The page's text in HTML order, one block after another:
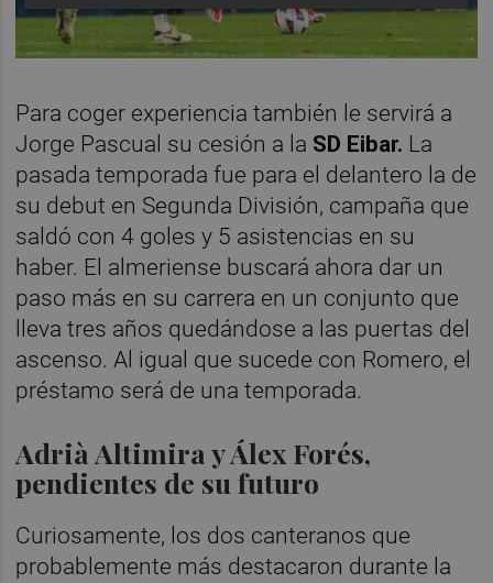
Para coger experiencia también le servirá a
Jorge Pascual su cesión a la SD Eibar. La
pasada temporada fue para el delantero la de
su debut en Segunda División, campaña que
saldó con 4 goles y 5 asistencias en su
haber. El almeriense buscará ahora dar un
paso más en su carrera en un conjunto que
lleva tres años quedándose a las puertas del
ascenso. Al igual que sucede con Romero, el
préstamo será de una temporada.
Adrià Altimira y Álex Forés,
pendientes de su futuro
Curiosamente, los dos canteranos que
probablemente más destacaron durante la